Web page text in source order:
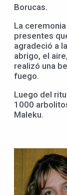
Borucas.
La
presentes
agradeció a
abrigo, el
realizó una
fuego.
Luego del
1000
Maleku.